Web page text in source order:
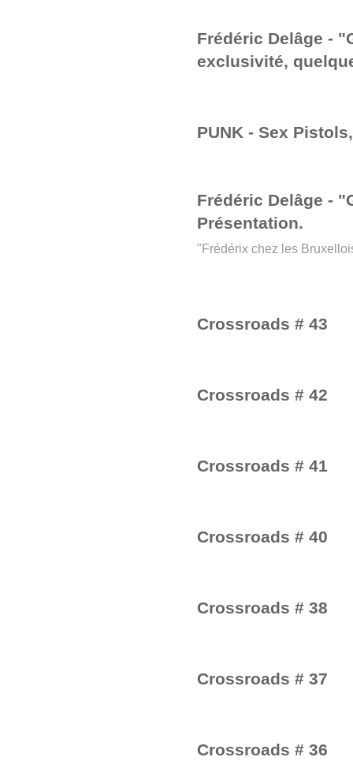
Frédéric Delâge -
exclusivité,
PUNK - Sex
Frédéric Delâge -
Présentation.
"Frédérix chez les
Crossroads # 43
Crossroads # 42
Crossroads # 41
Crossroads # 40
Crossroads # 38
Crossroads # 37
Crossroads # 36